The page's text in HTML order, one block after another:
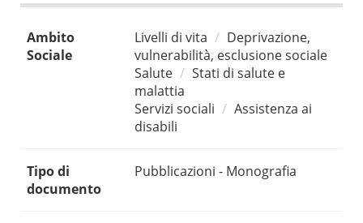
Ambito
Sociale
Livelli di vita
Deprivazione,
vulnerabilità, esclusione sociale
Salute
Stati di salute e
malattia
Servizi sociali
Assistenza ai
disabili
Tipo di
documento
Pubblicazioni - Monografia